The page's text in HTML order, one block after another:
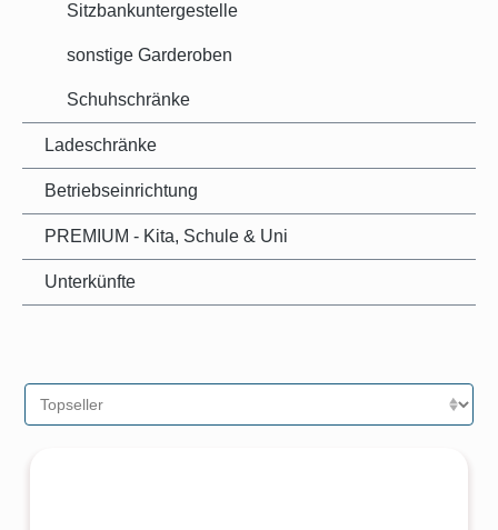
Sitzbankuntergestelle
sonstige Garderoben
Schuhschränke
Ladeschränke
Betriebseinrichtung
PREMIUM - Kita, Schule & Uni
Unterkünfte